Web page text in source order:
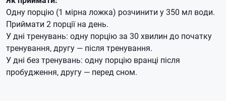
Одну порцію (1 мірна ложка) розчинити у 350 мл води.
Приймати 2 порції на день.
У дні тренувань: одну порцію за 30 хвилин до початку
тренування, другу — після тренування.
У дні без тренувань: одну порцію вранці після
пробудження, другу — перед сном.